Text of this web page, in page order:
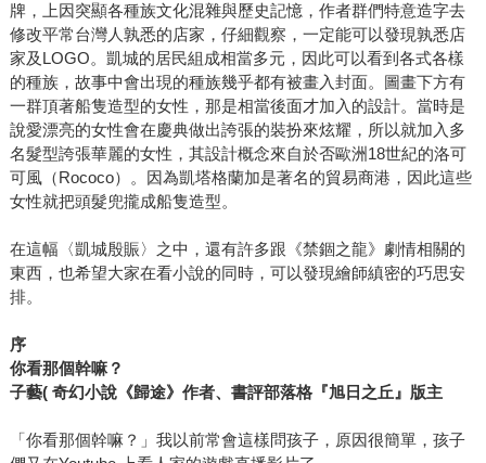
牌，上因突顯各種族文化混雜與歷史記憶，作者群們特意造字去
修改平常台灣人孰悉的店家，仔細觀察，一定能可以發現孰悉店
家及LOGO。凱城的居民組成相當多元，因此可以看到各式各樣
的種族，故事中會出現的種族幾乎都有被畫入封面。圖畫下方有
一群頂著船隻造型的女性，那是相當後面才加入的設計。當時是
說愛漂亮的女性會在慶典做出誇張的裝扮來炫耀，所以就加入多
名髮型誇張華麗的女性，其設計概念來自於否歐洲18世紀的洛可
可風（Rococo）。因為凱塔格蘭加是著名的貿易商港，因此這些
女性就把頭髮兜攏成船隻造型。
在這幅〈凱城殷賑〉之中，還有許多跟《禁錮之龍》劇情相關的
東西，也希望大家在看小說的同時，可以發現繪師縝密的巧思安
排。
序
你看那個幹嘛？
子藝( 奇幻小說《歸途》作者、書評部落格『旭日之丘』版主
「你看那個幹嘛？」我以前常會這樣問孩子，原因很簡單，孩子